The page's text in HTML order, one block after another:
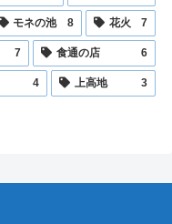
モネの池 8 花火 7
7 食通の店 6
4 上高地 3